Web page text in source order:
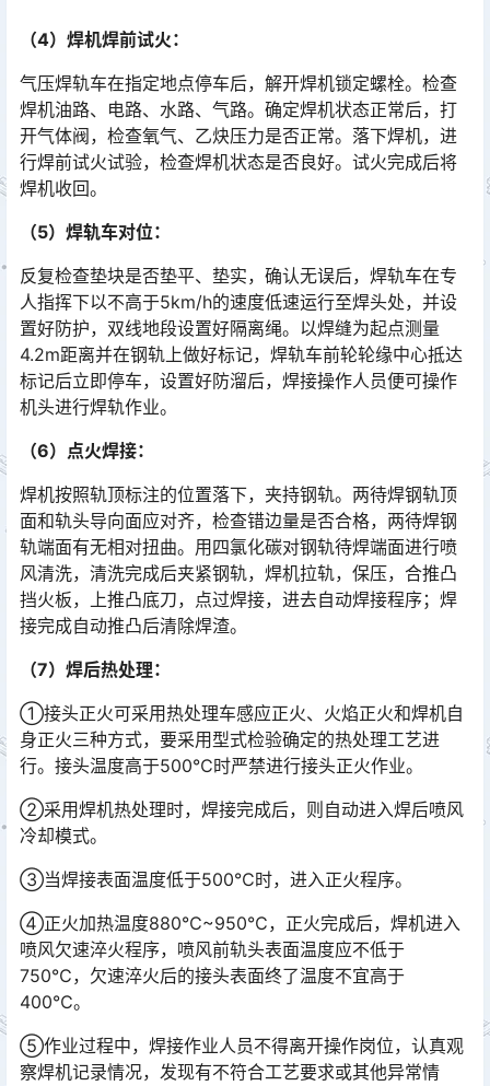
（4）焊机焊前试火：
气压焊轨车在指定地点停车后，解开焊机锁定螺栓。检查
焊机油路、电路、水路、气路。确定焊机状态正常后，打
开气体阀，检查氧气、乙炔压力是否正常。落下焊机，进
行焊前试火试验，检查焊机状态是否良好。试火完成后将
焊机收回。󠅅󠅃󠄵󠅂󠄪󠇖󠆨󠆨󠇕󠆞󠆒󠅬󠇘󠆭󠆘󠇙󠆝󠅵󠇗󠆭󠆁󠄐󠇗󠅹󠅸󠇖󠆍󠅳󠇖󠅹󠅰󠇖󠆌󠅹
（5）焊轨车对位：
反复检查垫块是否垫平、垫实，确认无误后，焊轨车在专
人指挥下以不高于5km/h的速度低速运行至焊头处，并设
置好防护，双线地段设置好隔离绳。以焊缝为起点测量
4.2m距离并在钢轨上做好标记，焊轨车前轮轮缘中心抵达
标记后立即停车，设置好防溜后，焊接操作人员便可操作
机头进行焊轨作业。󠅅󠅃󠄵󠅂󠄪󠇖󠆨󠆨󠇕󠆞󠆒󠅬󠇘󠆭󠆘󠇙󠆝󠅵󠇗󠆭󠆁󠄐󠇗󠅹󠅸󠇖󠆍󠅳󠇖󠅹󠅰󠇖󠆌󠅹
（6）点火焊接：
焊机按照轨顶标注的位置落下，夹持钢轨。两待焊钢轨顶
面和轨头导向面应对齐，检查错边量是否合格，两待焊钢
轨端面有无相对扭曲。用四氯化碳对钢轨待焊端面进行喷
风清洗，清洗完成后夹紧钢轨，焊机拉轨，保压，合推凸
挡火板，上推凸底刀，点过焊接，进去自动焊接程序；焊
接完成自动推凸后清除焊渣。󠅅󠅃󠄵󠅂󠄪󠇖󠆨󠆨󠇕󠆞󠆒󠅬󠇘󠆭󠆘󠇙󠆝󠅵󠇗󠆭󠆁󠄐󠇗󠅹󠅸󠇖󠆍󠅳󠇖󠅹󠅰󠇖󠆌󠅹
（7）焊后热处理：
①接头正火可采用热处理车感应正火、火焰正火和焊机自
身正火三种方式，要采用型式检验确定的热处理工艺进
行。接头温度高于500℃时严禁进行接头正火作业。
②采用焊机热处理时，焊接完成后，则自动进入焊后喷风
冷却模式。
③当焊接表面温度低于500℃时，进入正火程序。
④正火加热温度880℃~950℃，正火完成后，焊机进入
喷风欠速淬火程序，喷风前轨头表面温度应不低于
750℃，欠速淬火后的接头表面终了温度不宜高于
400℃。
⑤作业过程中，焊接作业人员不得离开操作岗位，认真观
察焊机记录情况，发现有不符合工艺要求或其他异常情